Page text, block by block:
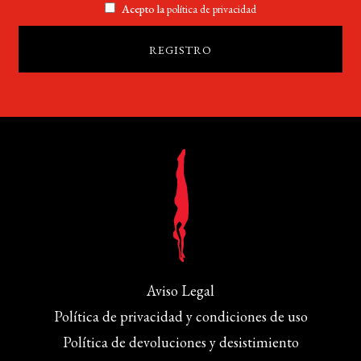
Acepto lapolítica de privacidad
Aviso Legal
Política de privacidad y condiciones de uso
Política de devoluciones y desistimiento